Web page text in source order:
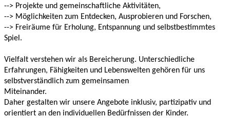
--> Projekte und gemeinschaftliche Aktivitäten,
--> Möglichkeiten zum Entdecken, Ausprobieren und Forschen,
--> Freiräume für Erholung, Entspannung und selbstbestimmtes
Spiel.
Vielfalt verstehen wir als Bereicherung. Unterschiedliche
Erfahrungen, Fähigkeiten und Lebenswelten gehören für uns
selbstverständlich zum gemeinsamen
Miteinander.
Daher gestalten wir unsere Angebote inklusiv, partizipativ und
orientiert an den individuellen Bedürfnissen der Kinder.